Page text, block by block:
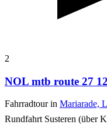
2
NOL mtb route 27
Fahrradtour in Mariarade,
Rundfahrt Susteren (über